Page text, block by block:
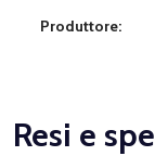
Produttore:
Resi e